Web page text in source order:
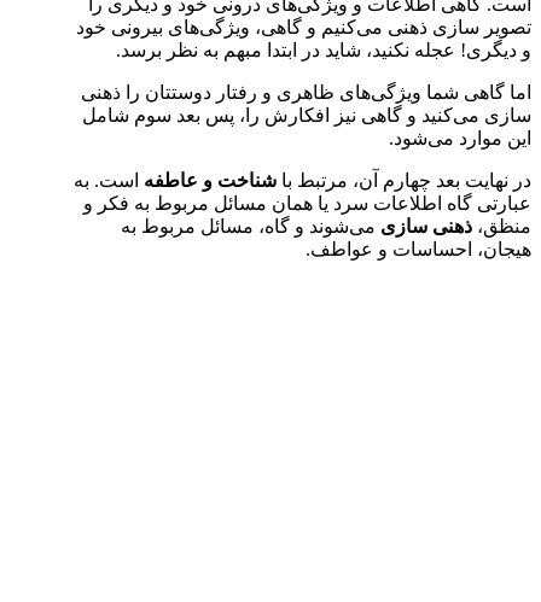
است. گاهی اطلاعات و ویژگی‌های درونی خود و دیگری را
تصویر سازی ذهنی می‌کنیم و گاهی، ویژگی‌های بیرونی خود
و دیگری! عجله نکنید، شاید در ابتدا مبهم به نظر برسد.
اما گاهی شما ویژگی‌های ظاهری و رفتار دوستتان را ذهنی
سازی می‌کنید و گاهی نیز افکارش را، پس بعد سوم شامل
این موارد می‌شود.
در نهایت بعد چهارم آن، مرتبط با شناخت و عاطفه است. به
عبارتی گاه اطلاعات سرد یا همان مسائل مربوط به فکر و
منظق، ذهنی سازی می‌شوند و گاه، مسائل مربوط به
هیجان، احساسات و عواطف.